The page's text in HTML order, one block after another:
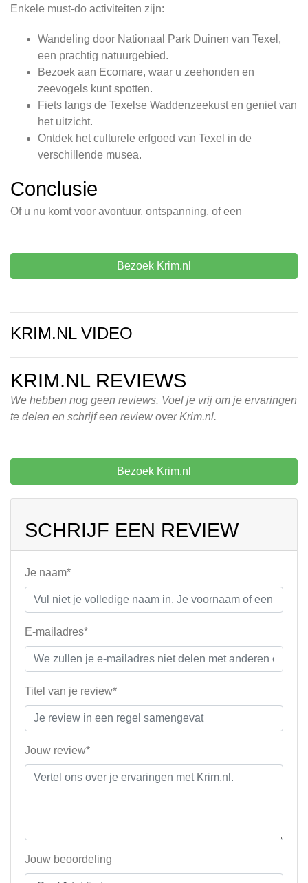
Enkele must-do activiteiten zijn:
Wandeling door Nationaal Park Duinen van Texel,
een prachtig natuurgebied.
Bezoek aan Ecomare, waar u zeehonden en
zeevogels kunt spotten.
Fiets langs de Texelse Waddenzeekust en geniet van
het uitzicht.
Ontdek het culturele erfgoed van Texel in de
verschillende musea.
Conclusie
Of u nu komt voor avontuur, ontspanning, of een
Bezoek Krim.nl
KRIM.NL VIDEO
KRIM.NL REVIEWS
We hebben nog geen reviews. Voel je vrij om je ervaringen
te delen en schrijf een review over Krim.nl.
Bezoek Krim.nl
SCHRIJF EEN REVIEW
Je naam*
E-mailadres*
Titel van je review*
Jouw review*
Jouw beoordeling